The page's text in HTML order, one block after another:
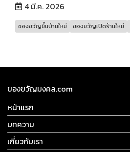
4 มี.ค. 2026
ของขวัญขึ้นบ้านใหม่ ของขวัญเปิดร้านใหม่
ของขวัญมงคล.com
หน้าแรก
บทความ
เกี่ยวกับเรา